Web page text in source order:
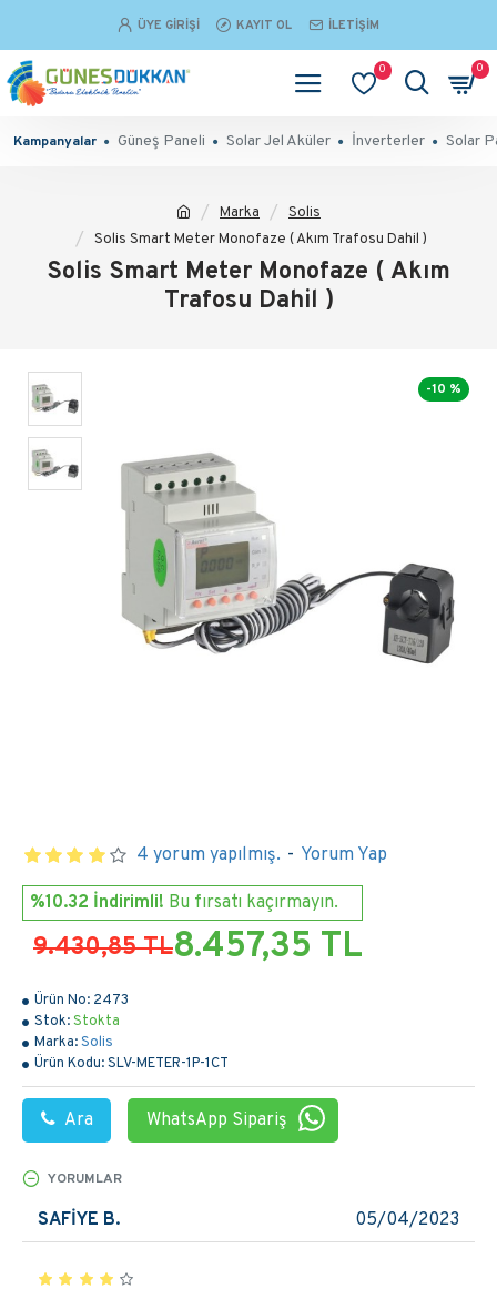
ÜYE GIRIŞI KAYIT OL İLETIŞIM
0 0
Kampanyalar Güneş Paneli Solar Jel Aküler İnverterler Solar
Marka
Solis
Solis Smart Meter Monofaze ( Akım Trafosu Dahil )
Solis Smart Meter Monofaze ( Akım
Trafosu Dahil )
-10 %
Ürün No: 2473
Stok:Stokta
Marka:Solis
Ürün Kodu:SLV-METER-1P-1CT
Ara WhatsApp Sipariş
4 yorum yapılmış. - Yorum Yap
%10.32 İndirimli! Bu fırsatı kaçırmayın.
9.430,85 TL8.457,35 TL
YORUMLAR
SAFİYE B. 05/04/2023